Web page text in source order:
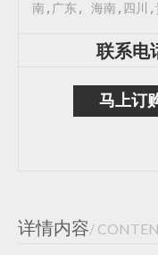
南,广东, 海南,四川,
联系电
马上订
详情内容/